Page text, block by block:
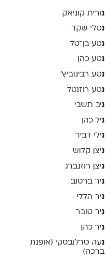
נורית קוניאק
נטלי שקד
נטע בן־טל
נטע כהן
נטע רבינוביץ׳
נטע רוזנטל
ניב תשבי
ניל כהן
נילי דביר
ניצן קלוש
ניצן רוזנברג
ניר ברטוב
ניר הללי
ניר טובר
ניר כהן
נעה טרלובסקי (אופנת
ברכה)